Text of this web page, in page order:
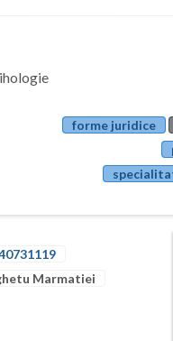
forme juridice
Marmatiei